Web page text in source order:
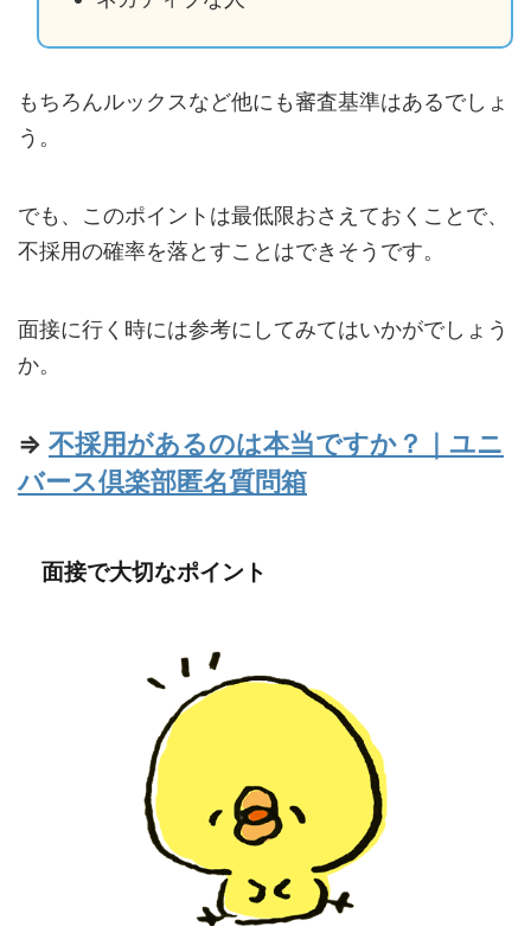
もちろんルックスなど他にも審査基準はあるでしょ
う。
でも、このポイントは最低限おさえておくことで、
不採用の確率を落とすことはできそうです。
面接に行く時には参考にしてみてはいかがでしょう
か。
⇒ 不採用があるのは本当ですか？｜ユニ
バース倶楽部匿名質問箱
面接で大切なポイント